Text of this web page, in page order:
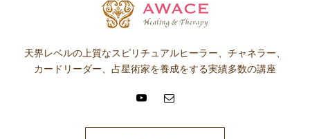
天界レベルの上質なスピリチュアルヒーラー、チャネラー、
カードリーダー、占星術家を養成をする実績多数の講座